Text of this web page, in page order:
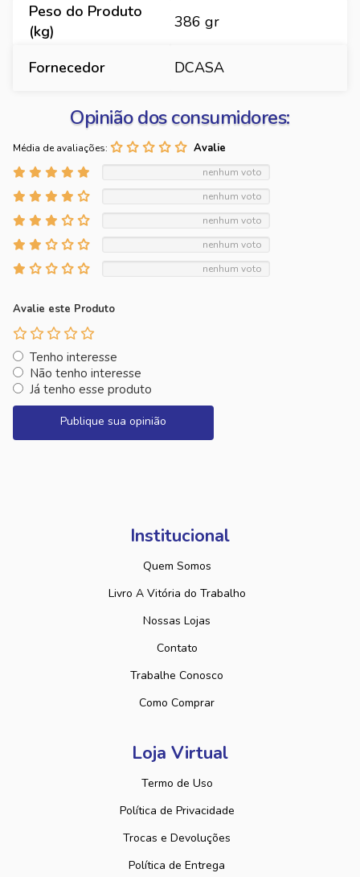
Peso do Produto
(kg)
386 gr
Fornecedor DCASA
Opinião dos consumidores:
Média de avaliações:
nenhum voto
nenhum voto
nenhum voto
nenhum voto
nenhum voto
Avalie este Produto
Tenho interesse
Não tenho interesse
Já tenho esse produto
Publique sua opinião
Institucional
Quem Somos
Livro A Vitória do Trabalho
Nossas Lojas
Contato
Trabalhe Conosco
Como Comprar
Loja Virtual
Termo de Uso
Política de Privacidade
Trocas e Devoluções
Política de Entrega